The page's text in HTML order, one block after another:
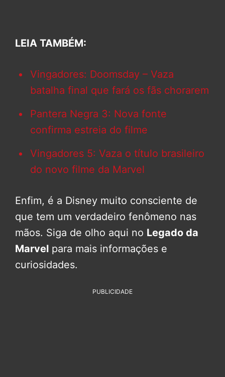
LEIA TAMBÉM:
Vingadores: Doomsday – Vaza
batalha final que fará os fãs chorarem
Pantera Negra 3: Nova fonte
confirma estreia do filme
Vingadores 5: Vaza o título brasileiro
do novo filme da Marvel
Enfim, é a Disney muito consciente de
que tem um verdadeiro fenômeno nas
mãos. Siga de olho aqui no Legado da
Marvel para mais informações e
curiosidades.
PUBLICIDADE